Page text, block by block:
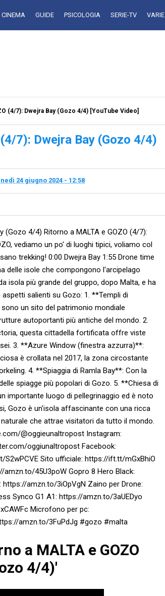
CINEMA GUIDE PSICOLOGIA SERIE-TV VARIE
(4/7): Dwejra Bay (Gozo 4/4) [YouTube Video]
7): Dwejra Bay (Gozo 4/4)
24 giugno 2024 - 12:58
(Gozo 4/4) Ritorno a MALTA e GOZO (4/7):
vediamo un po' di luoghi tipici, voliamo col
trekking! 0:00 Dwejra Bay 1:55 Drone time
delle isole che compongono l'arcipelago
isola più grande del gruppo, dopo Malta, e ha
salienti su Gozo: 1. **Templi di
un sito del patrimonio mondiale
autoportanti più antiche del mondo. 2.
questa cittadella fortificata offre viste
3. **Azure Window (finestra azzurra)**:
è crollata nel 2017, la zona circostante
4. **Spiaggia di Ramla Bay**: Con la
spiagge più popolari di Gozo. 5. **Chiesa di
importante luogo di pellegrinaggio ed è noto
Gozo è un'isola affascinante con una ricca
che attrae visitatori da tutto il mondo.
@oggieunaltropost Instagram:
oggiunaltropost Facebook:
Sito ufficiale: https://ift.tt/mGxBhiO
45U3poW Gopro 8 Hero Black:
amzn.to/3iOpVgN Zaino per Drone:
Synco G1 A1: https://amzn.to/3aUEDyo
Microfono per pc:
amzn.to/3FuPdJg #gozo #malta
a MALTA e GOZO
4/4)'